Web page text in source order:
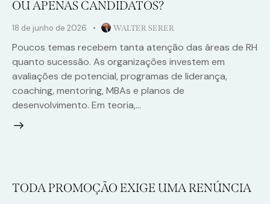
OU APENAS CANDIDATOS?
18 de junho de 2026 WALTER SERER
Poucos temas recebem tanta atenção das áreas de RH
quanto sucessão. As organizações investem em
avaliações de potencial, programas de liderança,
coaching, mentoring, MBAs e planos de
desenvolvimento. Em teoria,…
TODA PROMOÇÃO EXIGE UMA RENÚNCIA